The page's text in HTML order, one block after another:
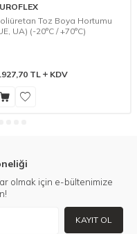
Toz Boya Hortumu
UA) (-20°C / +70°C)
TL KDV
olmak için e-bültenimize
KAYIT OL